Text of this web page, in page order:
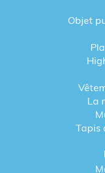
Objet
La
Tapis